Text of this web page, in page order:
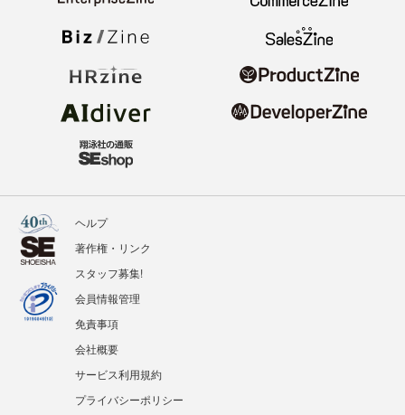
ヘルプ
著作権・リンク
スタッフ募集!
会員情報管理
免責事項
会社概要
サービス利用規約
プライバシーポリシー